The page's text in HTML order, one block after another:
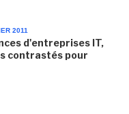
2011
d'entreprises IT,
contrastés pour